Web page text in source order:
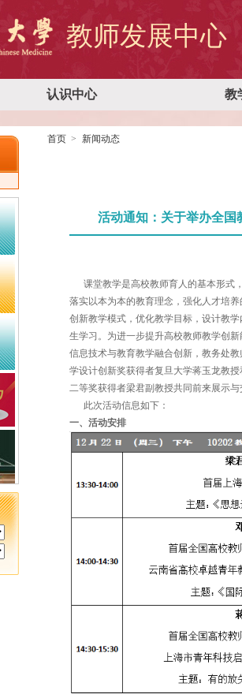
教师发展中心
认识中心 教
首页 新闻动态
活动通知：关于举办全国
课堂教学是高校教师育人的基本形式
落实以本为本的教育理念，强化人才培
创新教学模式，优化教学目标，设计教
生学习。为进一步提升高校教师教学创
信息技术与教育教学融合创新，教务处
学设计创新奖获得者复旦大学蒋玉龙教
二等奖获得者梁君副教授共同前来展示与
此次活动信息如下：
一、活动安排